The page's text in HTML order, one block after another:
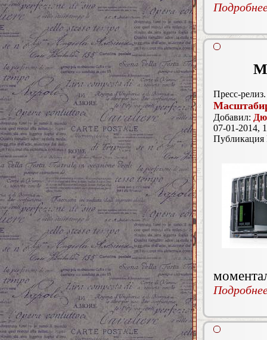
Пресс-релиз.
Добавил:
07-01-2014,